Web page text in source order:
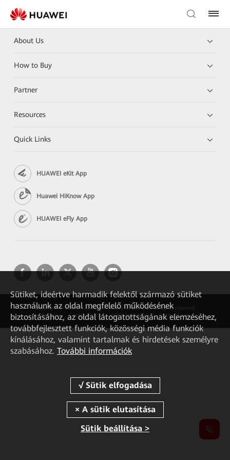
About Us
How to Buy
Partner
Resources
Quick Links
HUAWEI eKit App
Huawei HiKnow App
HUAWEI eFly App
Copyright © 2026 Huawei Technologies Co., Ltd. All rights reserved.
Privacy
Cookie Policy Sütik beállítása Terms of use
Sütiket, ideértve harmadik felektől származó sütiket
használunk az oldal megfelelő működésének
biztosításához, az oldal látogatottságának elemzéséhez,
továbbfejlesztett funkciók, közösségi média funkciók
kínálásához, valamint tartalmak és hirdetések személyre
szabásához. További információk
Sütik beállítása >